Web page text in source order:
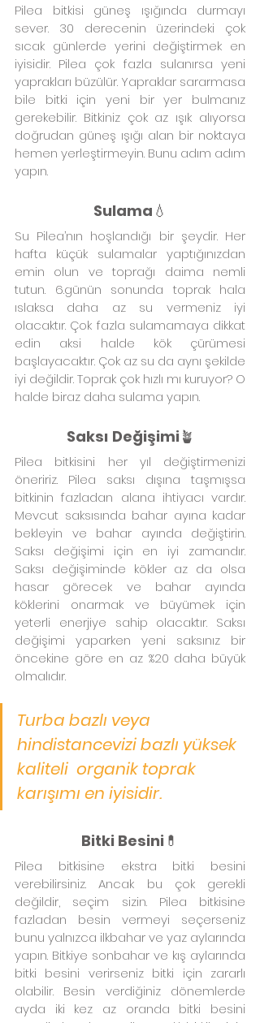
Pilea bitkisi güneş ışığında durmayı
sever. 30 derecenin üzerindeki çok
sıcak günlerde yerini değiştirmek en
iyisidir. Pilea çok fazla sulanırsa yeni
yaprakları büzülür. Yapraklar sararmasa
bile bitki için yeni bir yer bulmanız
gerekebilir. Bitkiniz çok az ışık alıyorsa
doğrudan güneş ışığı alan bir noktaya
hemen yerleştirmeyin. Bunu adım adım
yapın.
Sulama 💧
Su Pilea’nın hoşlandığı bir şeydir. Her
hafta küçük sulamalar yaptığınızdan
emin olun ve toprağı daima nemli
tutun. 6.günün sonunda toprak hala
ıslaksa daha az su vermeniz iyi
olacaktır. Çok fazla sulamamaya dikkat
edin aksi halde kök çürümesi
başlayacaktır. Çok az su da aynı şekilde
iyi değildir. Toprak çok hızlı mı kuruyor? O
halde biraz daha sulama yapın.
Saksı Değişimi 🪴
Pilea bitkisini her yıl değiştirmenizi
öneririz. Pilea saksı dışına taşmışsa
bitkinin fazladan alana ihtiyacı vardır.
Mevcut saksısında bahar ayına kadar
bekleyin ve bahar ayında değiştirin.
Saksı değişimi için en iyi zamandır.
Saksı değişiminde kökler az da olsa
hasar görecek ve bahar ayında
köklerini onarmak ve büyümek için
yeterli enerjiye sahip olacaktır. Saksı
değişimi yaparken yeni saksınız bir
öncekine göre en az %20 daha büyük
olmalıdır.
Turba bazlı veya
hindistancevizi bazlı yüksek
kaliteli  organik toprak
karışımı en iyisidir.
Bitki Besini 💊
Pilea bitkisine ekstra bitki besini
verebilirsiniz. Ancak bu çok gerekli
değildir, seçim sizin. Pilea bitkisine
fazladan besin vermeyi seçerseniz
bunu yalnızca ilkbahar ve yaz aylarında
yapın. Bitkiye sonbahar ve kış aylarında
bitki besini verirseniz bitki için zararlı
olabilir. Besin verdiğiniz dönemlerde
ayda iki kez az oranda bitki besini